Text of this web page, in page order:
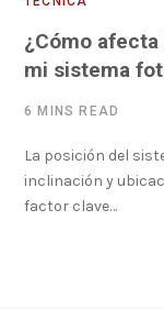
¿Cómo
mi sistema
6 MINS READ
La posición del
inclinación y
factor clave…